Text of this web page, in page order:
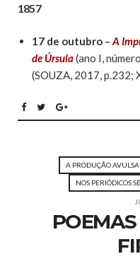
1857
17 de outubro – A
de Úrsula(ano I,
(SOUZA, 2017, p.232;
A PRODUÇÃO AVULSA
NOS PERIÓDICOS